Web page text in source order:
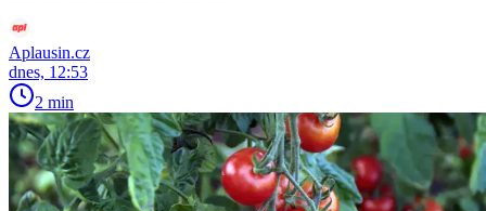
Aplausin.cz
dnes, 12:53
2 min